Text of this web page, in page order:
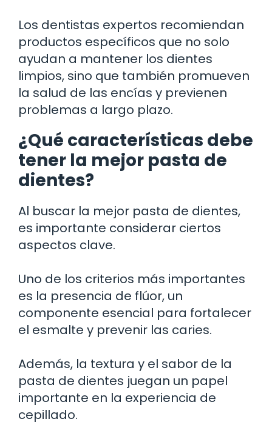
Los dentistas expertos recomiendan
productos específicos que no solo
ayudan a mantener los dientes
limpios, sino que también promueven
la salud de las encías y previenen
problemas a largo plazo.
¿Qué características debe
tener la mejor pasta de
dientes?
Al buscar la mejor pasta de dientes,
es importante considerar ciertos
aspectos clave.
Uno de los criterios más importantes
es la presencia de flúor, un
componente esencial para fortalecer
el esmalte y prevenir las caries.
Además, la textura y el sabor de la
pasta de dientes juegan un papel
importante en la experiencia de
cepillado.